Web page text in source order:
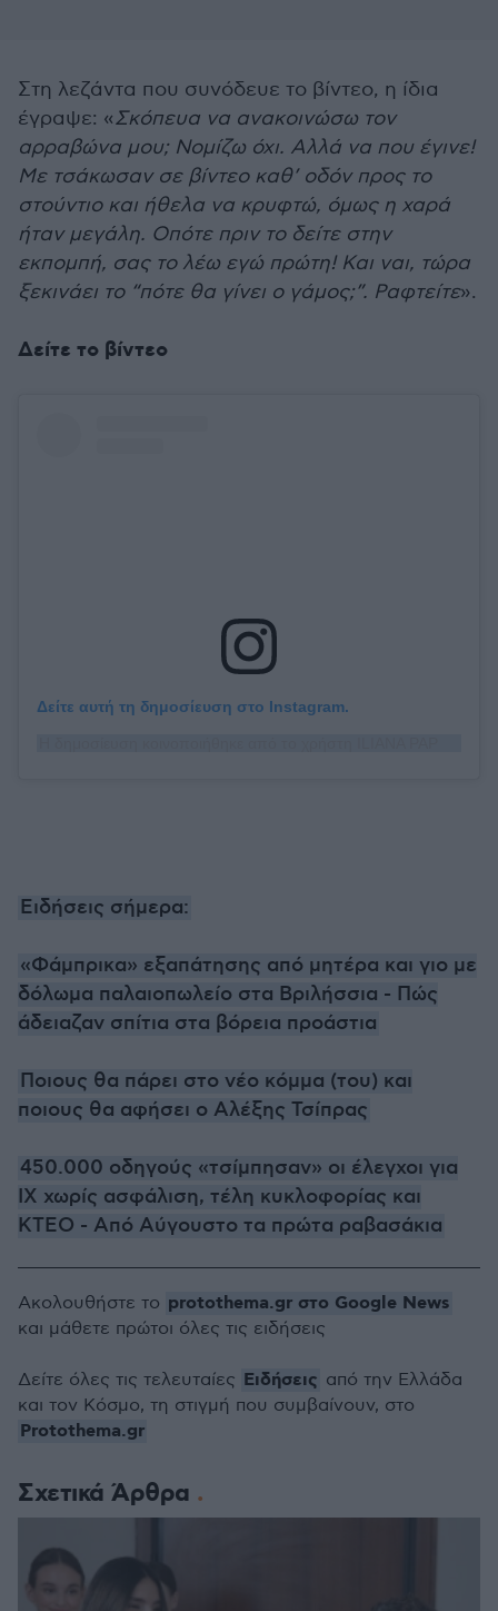
Στη λεζάντα που συνόδευε το βίντεο, η ίδια
έγραψε: «Σκόπευα να ανακοινώσω τον
αρραβώνα μου; Νομίζω όχι. Αλλά να που έγινε!
Με τσάκωσαν σε βίντεο καθ’ οδόν προς το
στούντιο και ήθελα να κρυφτώ, όμως η χαρά
ήταν μεγάλη. Οπότε πριν το δείτε στην
εκπομπή, σας το λέω εγώ πρώτη! Και ναι, τώρα
ξεκινάει το “πότε θα γίνει ο γάμος;”. Ραφτείτε».
Δείτε το βίντεο
Δείτε αυτή τη δημοσίευση στο Instagram.
Ειδήσεις σήμερα:
«Φάμπρικα» εξαπάτησης από μητέρα και γιο με
δόλωμα παλαιοπωλείο στα Βριλήσσια - Πώς
άδειαζαν σπίτια στα βόρεια προάστια
Ποιους θα πάρει στο νέο κόμμα (του) και
ποιους θα αφήσει ο Αλέξης Τσίπρας
450.000 οδηγούς «τσίμπησαν» οι έλεγχοι για
ΙΧ χωρίς ασφάλιση, τέλη κυκλοφορίας και
ΚΤΕΟ - Από Αύγουστο τα πρώτα ραβασάκια
Σχετικά Άρθρα
Ακολουθήστε το protothema.gr στο Google News
και μάθετε πρώτοι όλες τις ειδήσεις
Δείτε όλες τις τελευταίες Ειδήσεις από την Ελλάδα
και τον Κόσμο, τη στιγμή που συμβαίνουν, στο
Protothema.gr